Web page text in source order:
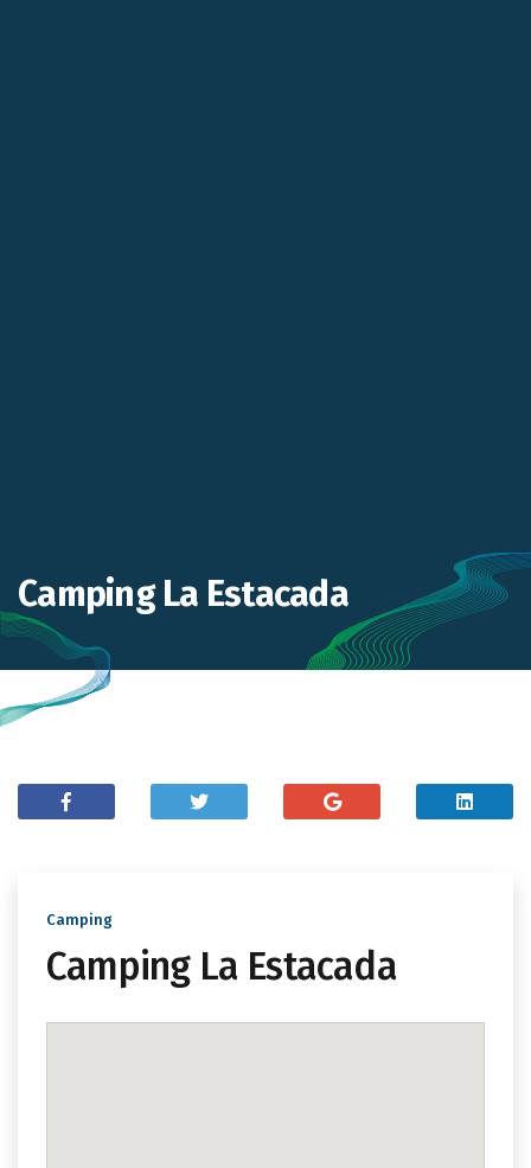
Camping La Estacada
Camping
Camping La Estacada